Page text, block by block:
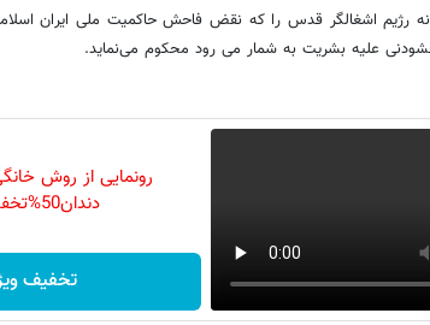
رژیم اشغالگر قدس را که نقض فاحش حاکمیت ملی ایران
علیه بشریت به شمار می رود محکوم می‌نماید.
رونمایی از روش
دندان50%تخفیف🔥
تخفیف